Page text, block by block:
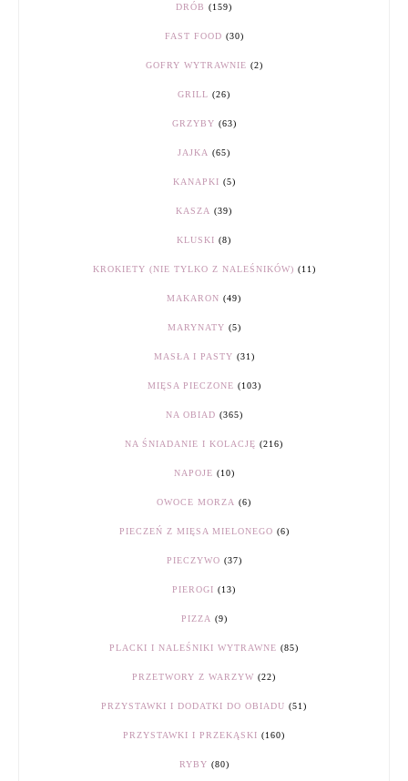
DRÓB (159)
FAST FOOD (30)
GOFRY WYTRAWNIE (2)
GRILL (26)
GRZYBY (63)
JAJKA (65)
KANAPKI (5)
KASZA (39)
KLUSKI (8)
KROKIETY (NIE TYLKO Z NALEŚNIKÓW) (11)
MAKARON (49)
MARYNATY (5)
MASŁA I PASTY (31)
MIĘSA PIECZONE (103)
NA OBIAD (365)
NA ŚNIADANIE I KOLACJĘ (216)
NAPOJE (10)
OWOCE MORZA (6)
PIECZEŃ Z MIĘSA MIELONEGO (6)
PIECZYWO (37)
PIEROGI (13)
PIZZA (9)
PLACKI I NALEŚNIKI WYTRAWNE (85)
PRZETWORY Z WARZYW (22)
PRZYSTAWKI I DODATKI DO OBIADU (51)
PRZYSTAWKI I PRZEKĄSKI (160)
RYBY (80)